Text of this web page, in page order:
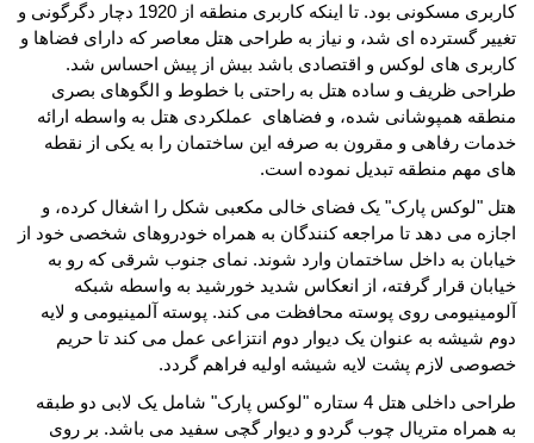
کاربری مسکونی بود. تا اینکه کاربری منطقه از 1920 دچار دگرگونی و
تغییر گسترده ای شد، و نیاز به طراحی هتل معاصر که دارای فضاها و
کاربری های لوکس و اقتصادی باشد بیش از پیش احساس شد.
طراحی ظریف و ساده هتل به راحتی با خطوط و الگوهای بصری
منطقه همپوشانی شده، و فضاهای عملکردی هتل به واسطه ارائه
خدمات رفاهی و مقرون به صرفه این ساختمان را به یکی از نقطه
های مهم منطقه تبدیل نموده است.
هتل "لوکس پارک" یک فضای خالی مکعبی شکل را اشغال کرده، و
اجازه می دهد تا مراجعه کنندگان به همراه خودروهای شخصی خود از
خیابان به داخل ساختمان وارد شوند. نمای جنوب شرقی که رو به
خیابان قرار گرفته، از انعکاس شدید خورشید به واسطه شبکه
آلومینیومی روی پوسته محافظت می کند. پوسته آلمینیومی و لایه
دوم شیشه به عنوان یک دیوار دوم انتزاعی عمل می کند تا حریم
خصوصی لازم پشت لایه شیشه اولیه فراهم گردد.
طراحی داخلی هتل 4 ستاره "لوکس پارک" شامل یک لابی دو طبقه
به همراه متریال چوب گردو و دیوار گچی سفید می باشد. بر روی